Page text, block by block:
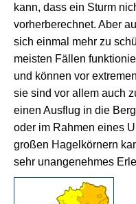
kann, dass ein Sturm
vorherberechnet. Aber
sich einmal mehr zu
meisten Fällen
und können vor
sie sind vor allem auch
einen Ausflug in die
oder im Rahmen eines
großen Hagelkörnern
sehr unangenehmes